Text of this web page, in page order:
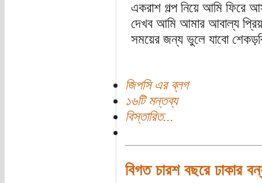
একরাশ গল্প নিয়ে আমি ফিরে
দেখব আমি আমার আবাল্য
সময়ের জন্য ভুলে যাবো
জিপসি এর ব্লগ
১৬টি মন্তব্য
বিস্তারিত...
বিগত চারশ বছরে ঢাকার